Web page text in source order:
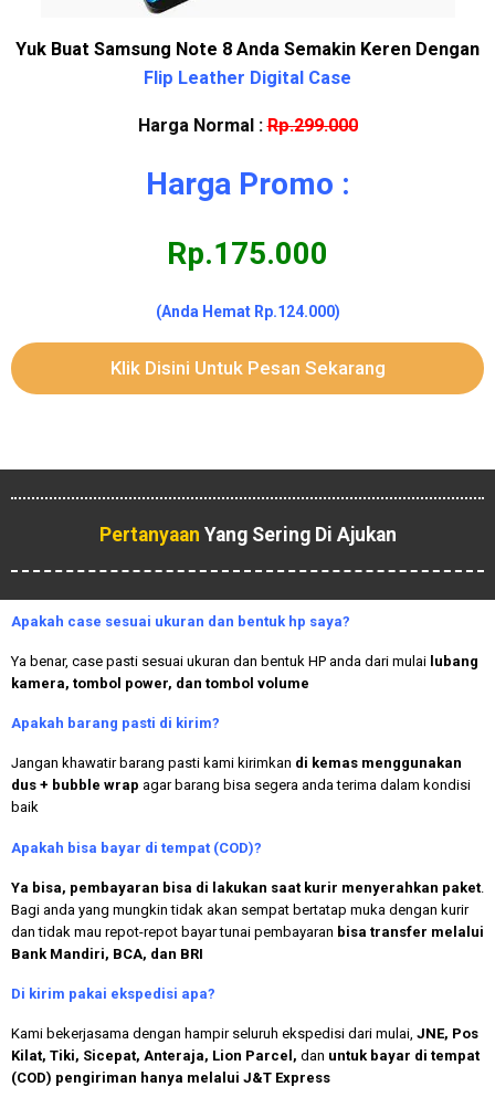
Yuk Buat Samsung Note 8 Anda Semakin Keren Dengan
Flip Leather Digital Case
Harga Normal :Rp.299.000
Harga Promo :
Rp.175.000
(Anda Hemat Rp.124.000)
Klik Disini Untuk Pesan Sekarang
Pertanyaan Yang Sering Di Ajukan
Apakah case sesuai ukuran dan bentuk hp saya?
Ya benar, case pasti sesuai ukuran dan bentuk HP anda dari mulai lubang
kamera, tombol power, dan tombol volume
Apakah barang pasti di kirim?
Jangan khawatir barang pasti kami kirimkan di kemas menggunakan
dus + bubble wrap agar barang bisa segera anda terima dalam kondisi
baik
Apakah bisa bayar di tempat (COD)?
Ya bisa, pembayaran bisa di lakukan saat kurir menyerahkan paket
Bagi anda yang mungkin tidak akan sempat bertatap muka dengan kurir
dan tidak mau repot-repot bayar tunai pembayaran bisa transfer melalui
Bank Mandiri, BCA, dan BRI
Di kirim pakai ekspedisi apa?
Kami bekerjasama dengan hampir seluruh ekspedisi dari mulai, JNE, Pos
Kilat, Tiki, Sicepat, Anteraja, Lion Parcel, dan untuk bayar di tempat
(COD) pengiriman hanya melalui J&T Express